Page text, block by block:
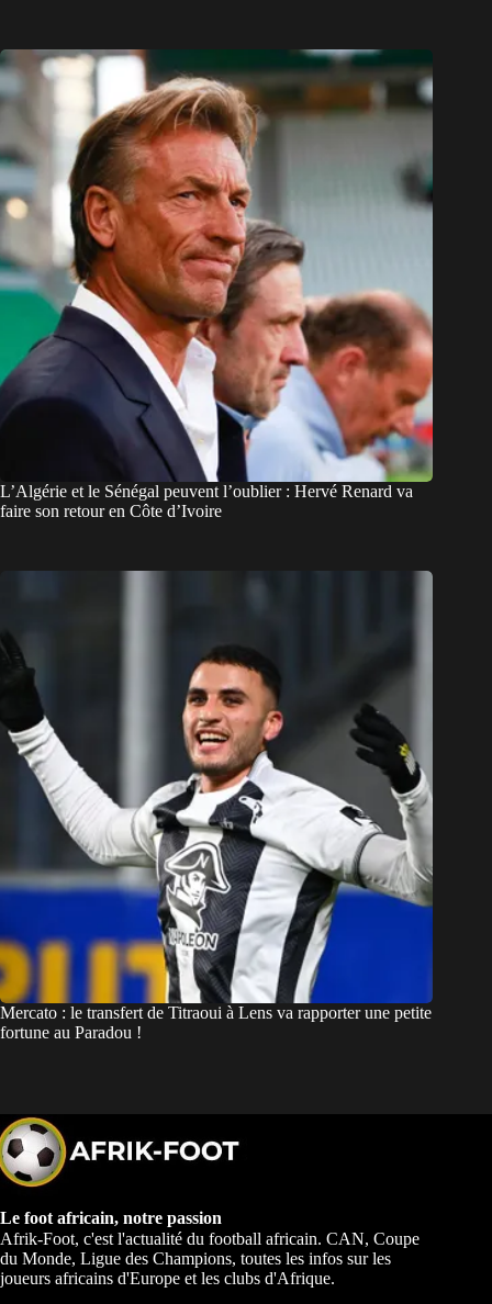
L’Algérie et le Sénégal peuvent l’oublier : Hervé Renard va
faire son retour en Côte d’Ivoire
Mercato : le transfert de Titraoui à Lens va rapporter une petite
fortune au Paradou !
Le foot africain, notre passion
Afrik-Foot, c'est l'actualité du football africain. CAN, Coupe
du Monde, Ligue des Champions, toutes les infos sur les
joueurs africains d'Europe et les clubs d'Afrique.